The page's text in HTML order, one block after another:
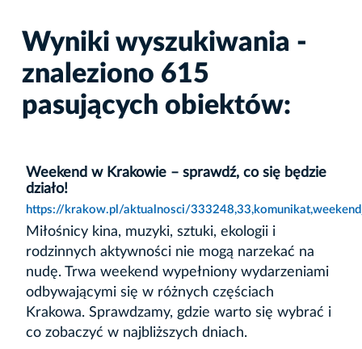
Wyniki wyszukiwania -
znaleziono 615
pasujących obiektów:
Weekend w Krakowie – sprawdź, co się będzie
działo!
https://krakow.pl/aktualnosci/
Miłośnicy kina, muzyki, sztuki, ekologii i
rodzinnych aktywności nie mogą narzekać na
nudę. Trwa weekend wypełniony wydarzeniami
odbywającymi się w różnych częściach
Krakowa. Sprawdzamy, gdzie warto się wybrać i
co zobaczyć w najbliższych dniach.